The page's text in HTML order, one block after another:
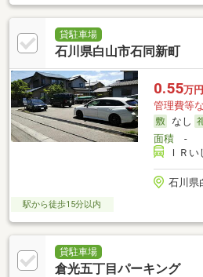
貸駐車場
石川県白山市石同新町
0.55万円
管理費等
なし
面積-
ＩＲ
石川県
駅から徒歩15分以内
貸駐車場
倉光五丁目パーキング